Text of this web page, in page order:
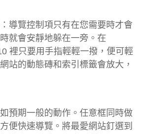
導覽控制項只有在您需要時才會
就會安靜地躲在一旁。在
裡只要用手指輕輕一撥，便可輕
站的動態磚和索引標籤會放大，
預期一般的動作。任意框同時做
便快速導覽。將最愛網站釘選到